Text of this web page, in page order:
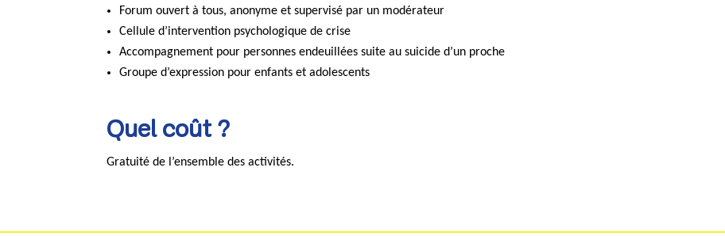
Forum ouvert à tous, anonyme et supervisé par un modérateur
Cellule d’intervention psychologique de crise
Accompagnement pour personnes endeuillées suite au suicide d’un proche
Groupe d’expression pour enfants et adolescents
Quel coût ?
Gratuité de l’ensemble des activités.